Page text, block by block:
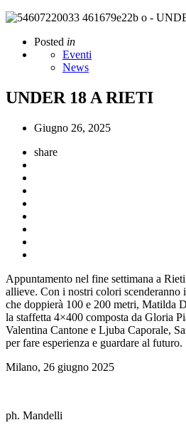
Posted in
Eventi
News
UNDER 18 A RIETI
Giugno 26, 2025
share
Appuntamento nel fine settimana a
allieve. Con i nostri colori scenderanno
che doppierà 100 e 200 metri, Matilda
la staffetta 4×400 composta da Gloria
Valentina Cantone e Ljuba Caporale,
per fare esperienza e guardare al futuro.
Milano, 26 giugno 2025
ph. Mandelli